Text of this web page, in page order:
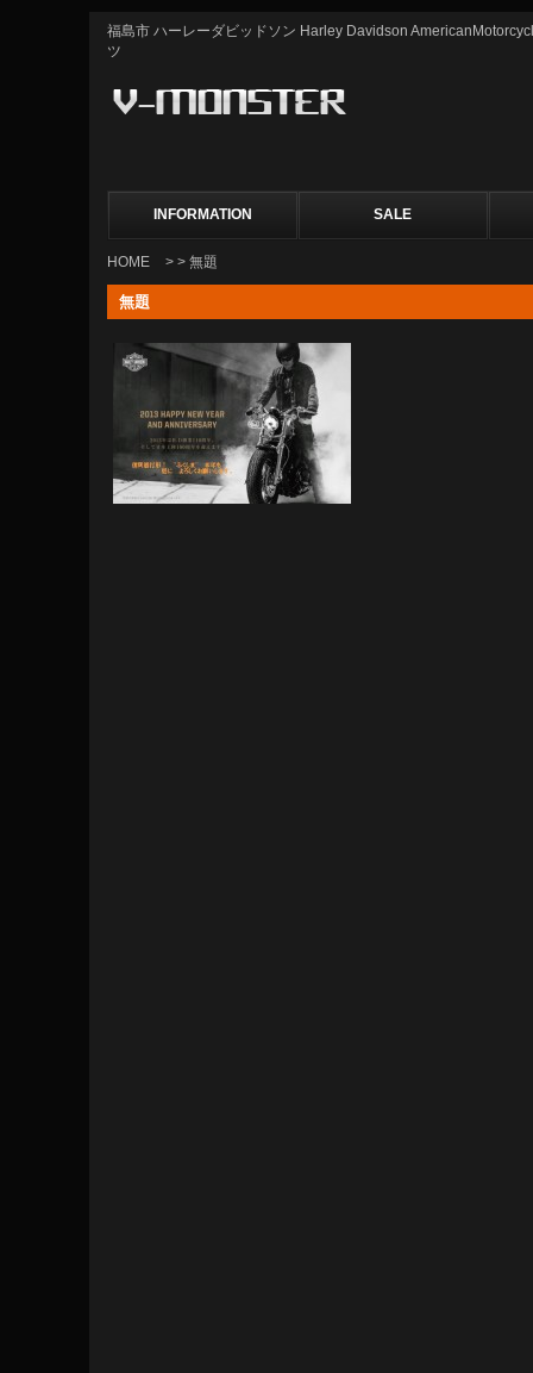
福島市 ハーレーダビッドソン Harley Davidson
ツ
INFORMATION SALE
HOME > > 無題
無題